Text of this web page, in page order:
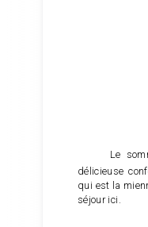
Le
délicieuse
qui est la
séjour ici.